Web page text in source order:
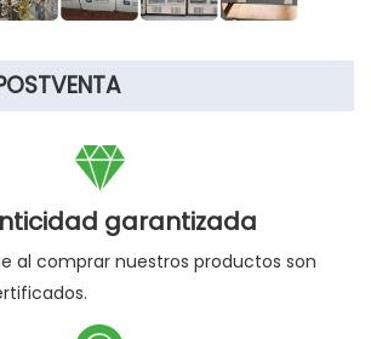

garantizada
al comprar nuestros productos son